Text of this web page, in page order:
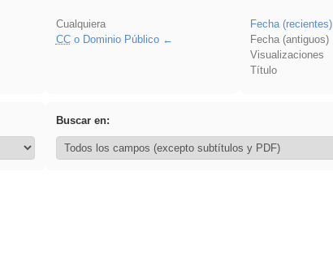
Cualquiera
CCo Dominio Público
Fecha (recientes)
Fecha (antiguos)
Visualizaciones
Título
Buscar en: